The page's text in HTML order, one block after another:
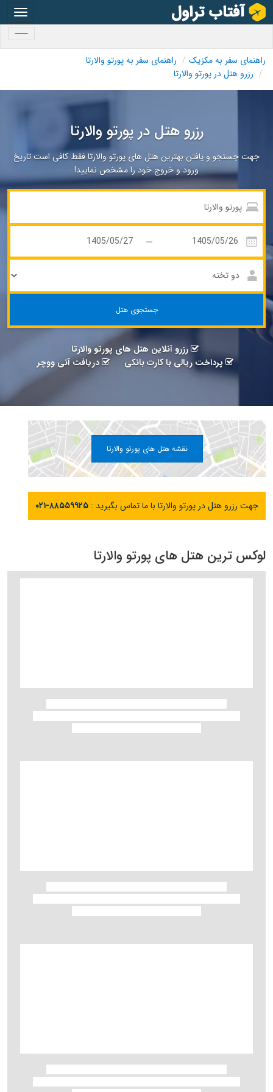
راهنمای سفر به مکزیک
راهنمای سفر به پورتو والارتا
رزرو هتل در پورتو والارتا
رزرو هتل در پورتو والارتا
جهت جستجو و یافتن بهترین هتل های پورتو والارتا فقط کافی است تاریخ
ورود و خروج خود را مشخص نمایید!
جستجوی هتل
رزرو آنلاین هتل های پورتو والارتا
پرداخت ریالی با کارت بانکی
دریافت آنی ووچر
نقشه هتل های پورتو والارتا
جهت رزرو هتل در پورتو والارتا با ما تماس بگیرید : ۰۲۱-۸۸۵۵۹۹۲۵
لوکس ترین هتل های پورتو والارتا